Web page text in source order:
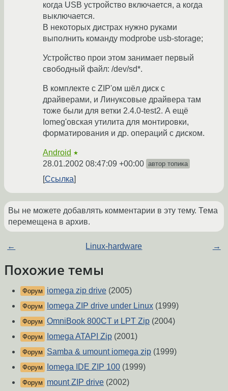
когда USB устройство включается, а когда
выключается.
В некоторых дистрах нужно руками
выполнить команду modprobe usb-storage;
Устройство прои этом занимает первый
свободный файл: /dev/sd*.
В комплекте с ZIP'ом шёл диск с
драйверами, и Линуксовые драйвера там
тоже были для ветки 2.4.0-test2. А ещё
Iomeg'овская утилита для монтировки,
форматирования и др. операций с диском.
Android ★
28.01.2002 08:47:09 +00:00 автор топика
Ссылка
Вы не можете добавлять комментарии в эту тему. Тема
перемещена в архив.
← Linux-hardware →
Похожие темы
Форум iomega zip drive (2005)
Форум Iomega ZIP drive under Linux (1999)
Форум OmniBook 800CT и LPT Zip (2004)
Форум Iomega ATAPI Zip (2001)
Форум Samba & umount iomega zip (1999)
Форум Iomega IDE ZIP 100 (1999)
Форум mount ZIP drive (2002)